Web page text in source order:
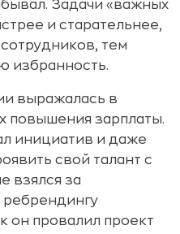
Задачи «важных
и старательнее,
тем
избранность.
выражалась в
повышения зарплаты.
инициатив и даже
свой талант с
взялся за
он провалил проект